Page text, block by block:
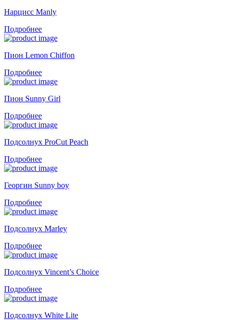
Нарцисс Manly
Подробнее
Пион Lemon Chiffon
Подробнее
Пион Sunny Girl
Подробнее
Подсолнух ProCut Peach
Подробнее
Георгин Sunny boy
Подробнее
Подсолнух Marley
Подробнее
Подсолнух Vincent’s Choice
Подробнее
Подсолнух White Lite